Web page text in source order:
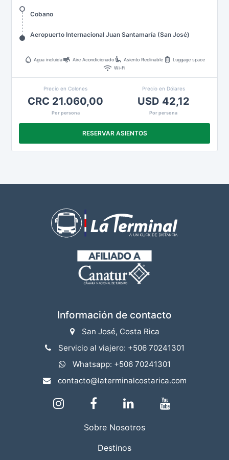
Cobano
Aeropuerto Internacional Juan Santamaría (San José)
Precio en Colones
CRC 21.060,00
Por persona
Precio en Dólares
USD 42,12
Por persona
water_drop Agua incluidaair Aire Acondicionadoairline_seat_recline_extra Asiento Reclinableluggage Luggage space
wifi Wi-Fi
RESERVAR ASIENTOS
Información de contacto
San José, Costa Rica
Servicio al viajero: +506 70241301
Whatsapp: +506 70241301
contacto@laterminalcostarica.com
Sobre Nosotros
Destinos